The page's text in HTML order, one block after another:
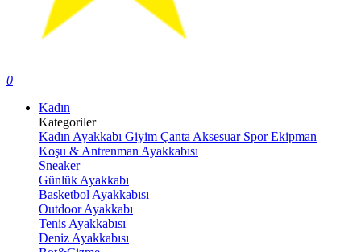
0
Kadın
Kategoriler
Kadın Ayakkabı Giyim Çanta Aksesuar Spor Ekipman
Koşu & Antrenman Ayakkabısı
Sneaker
Günlük Ayakkabı
Basketbol Ayakkabısı
Outdoor Ayakkabı
Tenis Ayakkabısı
Deniz Ayakkabısı